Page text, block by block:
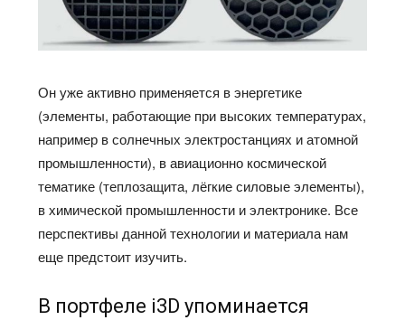
Он уже активно применяется в энергетике
(элементы, работающие при высоких температурах,
например в солнечных электростанциях и атомной
промышленности), в авиационно космической
тематике (теплозащита, лёгкие силовые элементы),
в химической промышленности и электронике. Все
перспективы данной технологии и материала нам
еще предстоит изучить.
В портфеле i3D упоминается